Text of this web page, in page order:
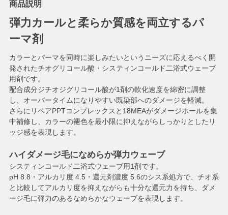
商品説明
弾力カールと柔らか質感を両立するパ
ーマ剤
カラーとパーマを同時に楽しみたいというニーズに応えるべく開
発されたチオグリコール酸・システィンコールド二浴式ウェーブ
用剤です。
配合成分ジチオジグリコール酸が1剤の軟化速度を綿密に調整
し、オーバータイムになりやすい既染部へのダメージを軽減。
さらにリペアPPTコンプレックスと18MEAがダメージホールを集
中補修し、カラーの褪色を最小限に抑えながらしっかりとしたリ
ッジ感を表現します。
ハイダメージ毛になめらか弾力ウェーブ
システィンコールド二浴式ウェーブ用1剤です。
pH 8.8・アルカリ度 4.5・還元剤濃度 5.6のシス系処方で、チオ系
と比較してアルカリ度を抑えながらも十分な還元力を持ち、ダメ
ージ毛に弾力のあるなめらかなウェーブを表現します。